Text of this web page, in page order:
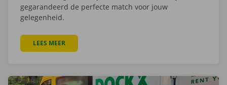
gegarandeerd de perfecte match voor jouw
gelegenheid.
LEES MEER